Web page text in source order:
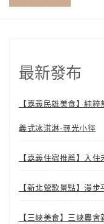
最新發布
【嘉義民雄美食】純
義式冰淇淋-尋光小徑
【嘉義住宿推薦】入
【新北鶯歌景點】漫
【三峽美食】三峽農